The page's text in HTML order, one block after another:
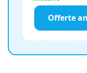
Offerte